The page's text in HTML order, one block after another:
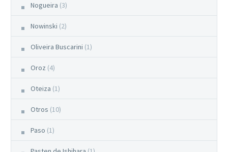
Nogueira (3)
Nowinski (2)
Oliveira Buscarini (1)
Oroz (4)
Oteiza (1)
Otros (10)
Paso (1)